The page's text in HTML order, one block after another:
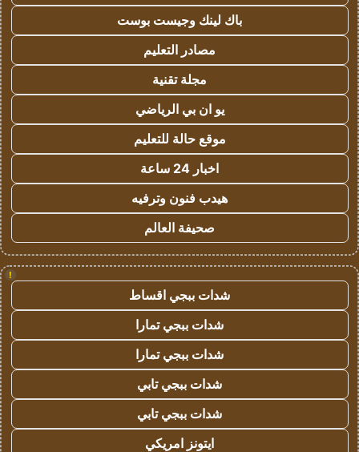
باك لينك وجيست بوست
مصادر التعليم
مجلة تقنية
يو ان بي الرياضي
موقع حالة للتعليم
اخبار 24 ساعة
هيدب فنون وترفيه
صحيفة العالم
!
شدات ببجي اقساط
شدات ببجي تمارا
شدات ببجي تمارا
شدات ببجي تابي
شدات ببجي تابي
ايتونز امريكي